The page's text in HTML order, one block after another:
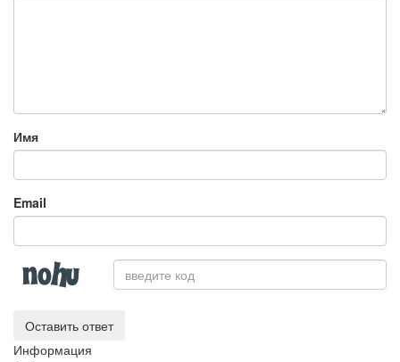
Имя
Email
Оставить ответ
Информация